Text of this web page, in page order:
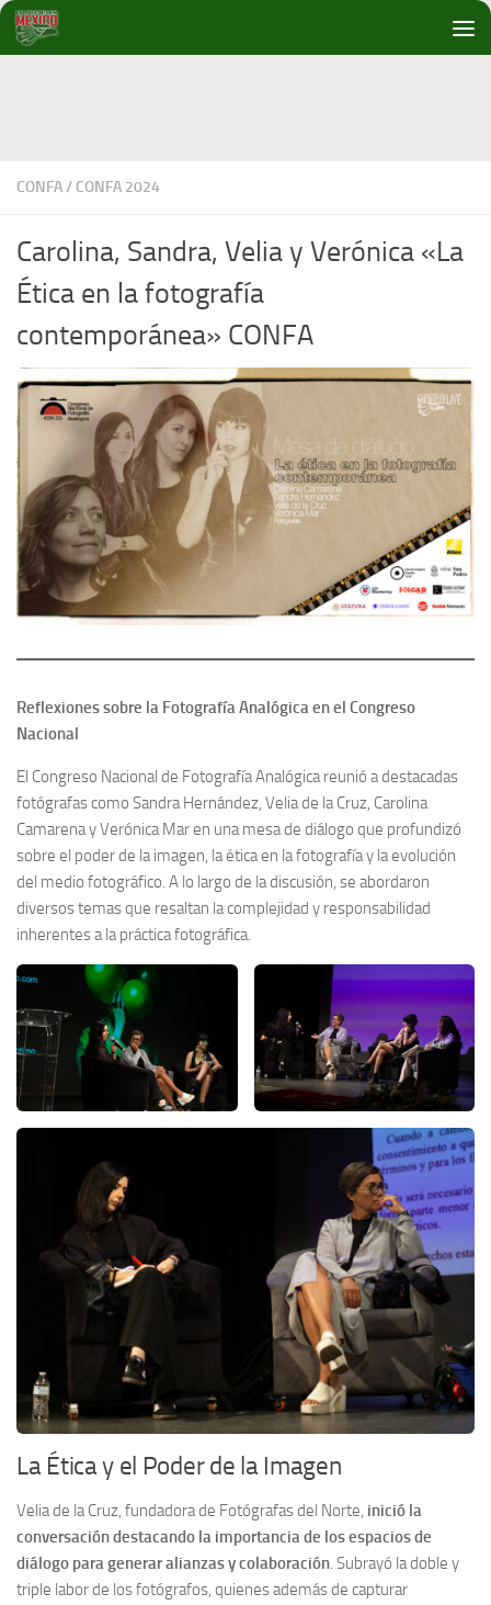
Debajo del contenido
CONFA/ CONFA 2024
Carolina, Sandra, Velia y Verónica «La
Ética en la fotografía
contemporánea» CONFA
Reflexiones sobre la Fotografía Analógica en el Congreso
Nacional
El Congreso Nacional de Fotografía Analógica reunió a destacadas
fotógrafas como Sandra Hernández, Velia de la Cruz, Carolina
Camarena y Verónica Mar en una mesa de diálogo que profundizó
sobre el poder de la imagen, la ética en la fotografía y la evolución
del medio fotográfico. A lo largo de la discusión, se abordaron
diversos temas que resaltan la complejidad y responsabilidad
inherentes a la práctica fotográfica.
La Ética y el Poder de la Imagen
Velia de la Cruz, fundadora de Fotógrafas del Norte, inició la
conversación destacando la importancia de los espacios de
diálogo para generar alianzas y colaboración. Subrayó la doble y
triple labor de los fotógrafos, quienes además de capturar